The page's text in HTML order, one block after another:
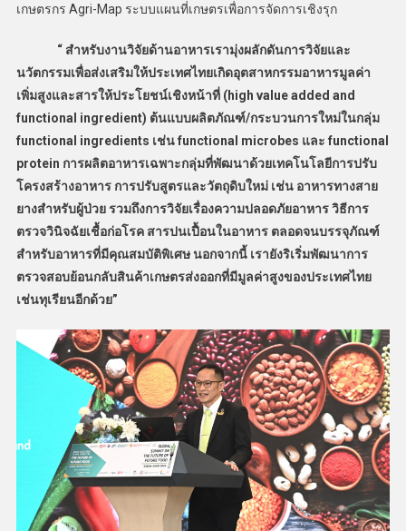
เกษตรกร Agri-Map ระบบแผนที่เกษตรเพื่อการจัดการเชิงรุก
“ สำหรับงานวิจัยด้านอาหารเรามุ่งผลักดันการวิจัยและ
นวัตกรรมเพื่อส่งเสริมให้ประเทศไทยเกิดอุตสาหกรรมอาหารมูลค่า
เพิ่มสูงและสารให้ประโยชน์เชิงหน้าที่ (high value added and
functional ingredient) ต้นแบบผลิตภัณฑ์/กระบวนการใหม่ในกลุ่ม
functional ingredients เช่น functional microbes และ functional
protein การผลิตอาหารเฉพาะกลุ่มที่พัฒนาด้วยเทคโนโลยีการปรับ
โครงสร้างอาหาร การปรับสูตรและวัตถุดิบใหม่ เช่น อาหารทางสาย
ยางสำหรับผู้ป่วย รวมถึงการวิจัยเรื่องความปลอดภัยอาหาร วิธีการ
ตรวจวินิจฉัยเชื้อก่อโรค สารปนเปื้อนในอาหาร ตลอดจนบรรจุภัณฑ์
สำหรับอาหารที่มีคุณสมบัติพิเศษ นอกจากนี้ เรายังริเริ่มพัฒนาการ
ตรวจสอบย้อนกลับสินค้าเกษตรส่งออกที่มีมูลค่าสูงของประเทศไทย
เช่นทุเรียนอีกด้วย”